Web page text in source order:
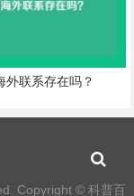
外联系存在吗？
Copyright © 科普百